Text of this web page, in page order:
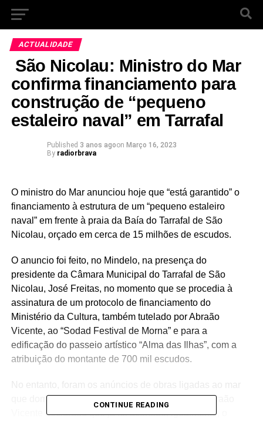
ACTUALIDADE
São Nicolau: Ministro do Mar
confirma financiamento para
construção de “pequeno
estaleiro naval” em Tarrafal
Published 3 anos agoon Março 16, 2023
By radiorbrava
O ministro do Mar anunciou hoje que “está garantido” o
financiamento à estrutura de um “pequeno estaleiro
naval” em frente à praia da Baía do Tarrafal de São
Nicolau, orçado em cerca de 15 milhões de escudos.
O anuncio foi feito, no Mindelo, na presença do
presidente da Câmara Municipal do Tarrafal de São
Nicolau, José Freitas, no momento que se procedia à
assinatura de um protocolo de financiamento do
Ministério da Cultura, também tutelado por Abraão
Vicente, ao “Sodad Festival de Morna” e para a
edificação do passeio artístico “Alma das Ilhas”, com a
atribuição do montante de 700 mil escudos.
que dominaram os discursos, tendo o ministro Abraão
Vicente declarado que já foi acertado, igualmente, o
CONTINUE READING